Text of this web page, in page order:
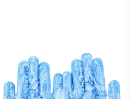
experience.
freely in any direction